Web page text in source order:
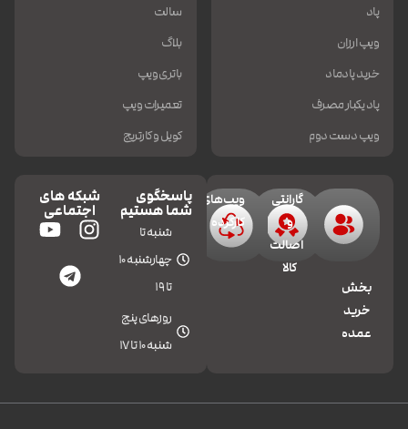
پاد
ویپ ارزان
خرید پادماد
پاد یکبار مصرف
ویپ دست دوم
سالت
بلاگ
باتری ویپ
تعمیرات ویپ
کویل و کارتریج
بخش
خرید
عمده
گارانتی
و
اصالت
کالا
ویپ‌های
کارکرده
پاسخگوی
شما هستیم
شنبه تا
چهارشنبه 10
تا 19
روزهای پنج
شنبه 10 تا 17
شبکه های
اجتماعی